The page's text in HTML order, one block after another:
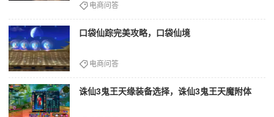
电商问答
口袋仙踪完美攻略，口袋仙境
电商问答
诛仙3鬼王天缘装备选择，诛仙3鬼王天魔附体